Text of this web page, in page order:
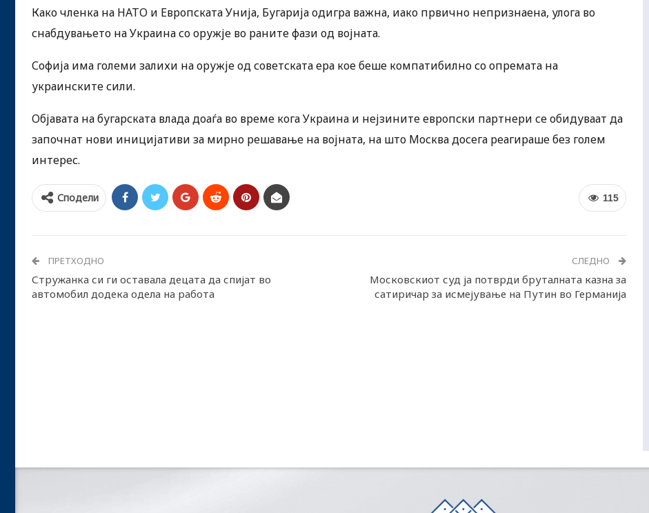
Како членка на НАТО и Европската Унија, Бугарија одигра важна, иако првично непризнаена, улога во
снабдувањето на Украина со оружје во раните фази од војната.
Софија има големи залихи на оружје од советската ера кое беше компатибилно со опремата на
украинските сили.
Објавата на бугарската влада доаѓа во време кога Украина и нејзините европски партнери се обидуваат да
започнат нови иницијативи за мирно решавање на војната, на што Москва досега реагираше без голем
интерес.
115
Сподели
ПРЕТХОДНО
Стружанка си ги оставала децата да спијат во
автомобил додека одела на работа
СЛЕДНО
Московскиот суд ја потврди бруталната казна за
сатиричар за исмејување на Путин во Германија